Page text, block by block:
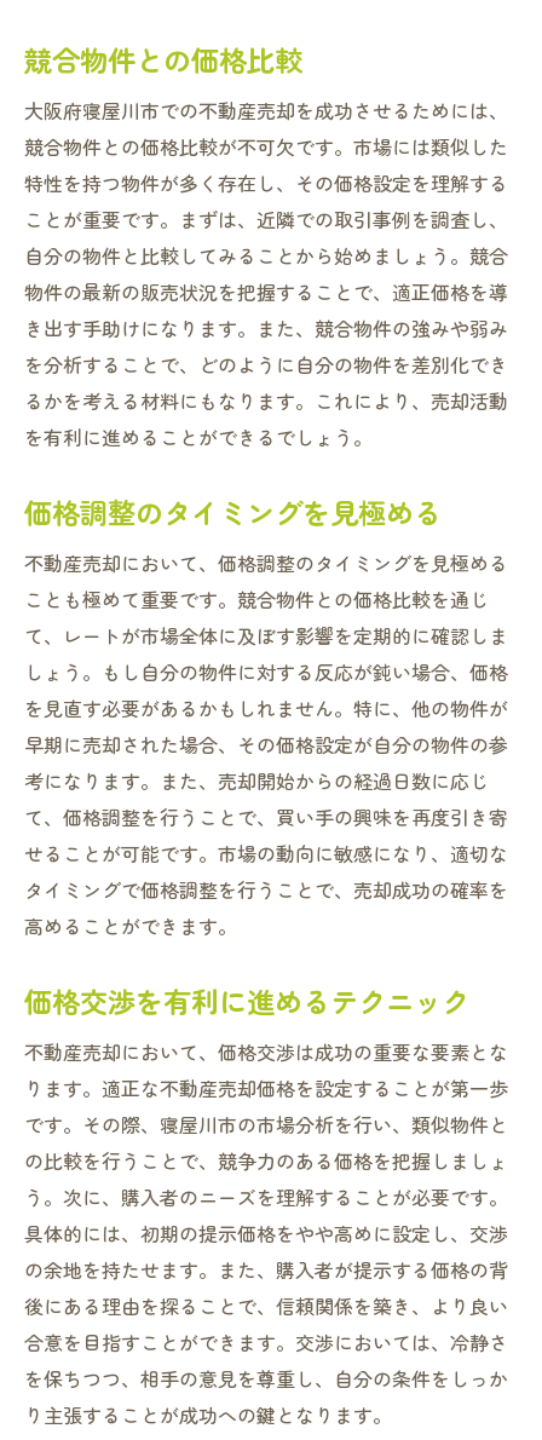
競合物件との価格比較
大阪府寝屋川市での不動産売却を成功させるためには、
競合物件との価格比較が不可欠です。市場には類似した
特性を持つ物件が多く存在し、その価格設定を理解する
ことが重要です。まずは、近隣での取引事例を調査し、
自分の物件と比較してみることから始めましょう。競合
物件の最新の販売状況を把握することで、適正価格を導
き出す手助けになります。また、競合物件の強みや弱み
を分析することで、どのように自分の物件を差別化でき
るかを考える材料にもなります。これにより、売却活動
を有利に進めることができるでしょう。
価格調整のタイミングを見極める
不動産売却において、価格調整のタイミングを見極める
ことも極めて重要です。競合物件との価格比較を通じ
て、レートが市場全体に及ぼす影響を定期的に確認しま
しょう。もし自分の物件に対する反応が鈍い場合、価格
を見直す必要があるかもしれません。特に、他の物件が
早期に売却された場合、その価格設定が自分の物件の参
考になります。また、売却開始からの経過日数に応じ
て、価格調整を行うことで、買い手の興味を再度引き寄
せることが可能です。市場の動向に敏感になり、適切な
タイミングで価格調整を行うことで、売却成功の確率を
高めることができます。
価格交渉を有利に進めるテクニック
不動産売却において、価格交渉は成功の重要な要素とな
ります。適正な不動産売却価格を設定することが第一歩
です。その際、寝屋川市の市場分析を行い、類似物件と
の比較を行うことで、競争力のある価格を把握しましょ
う。次に、購入者のニーズを理解することが必要です。
具体的には、初期の提示価格をやや高めに設定し、交渉
の余地を持たせます。また、購入者が提示する価格の背
後にある理由を探ることで、信頼関係を築き、より良い
合意を目指すことができます。交渉においては、冷静さ
を保ちつつ、相手の意見を尊重し、自分の条件をしっか
り主張することが成功への鍵となります。